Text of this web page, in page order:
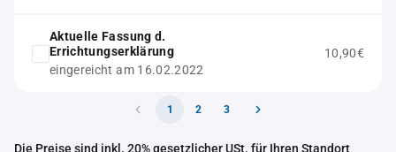
Aktuelle Fassung d.
Errichtungserklärung
eingereicht am 16.02.2022
10,90€
1 2 3
Die Preise sind inkl. 20% gesetzlicher USt. für Ihren Standort